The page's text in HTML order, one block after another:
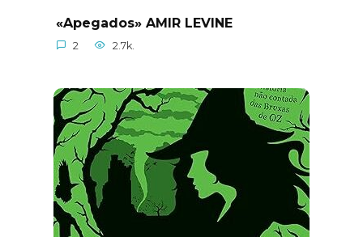
«Apegados» AMIR LEVINE
2 2.7k.